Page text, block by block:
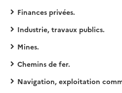
Finances privées.
Industrie, travaux publics.
Mines.
Chemins de fer.
Navigation, exploitation